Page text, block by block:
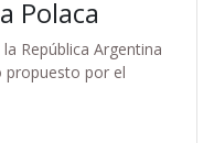
Polaca
República Argentina
propuesto por el